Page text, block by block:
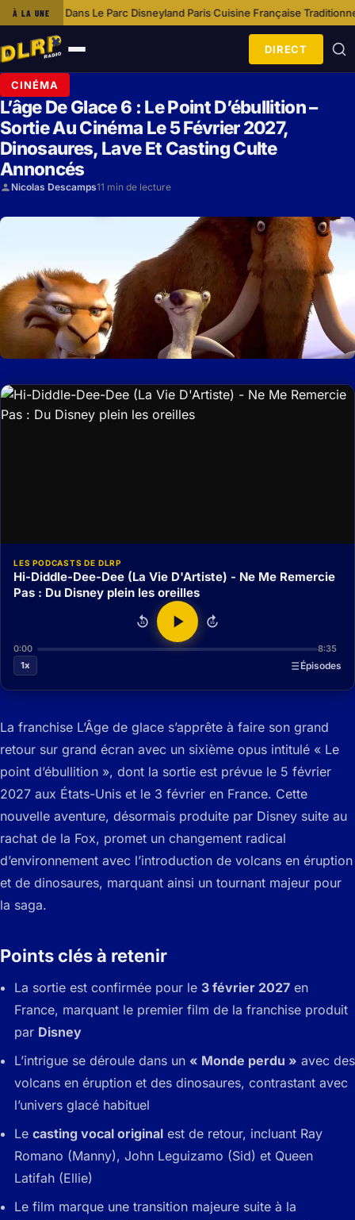
À LA UNE
Parc Disneyland Paris·Cuisine Française Traditionnelle À Disneyland
Ouvrir
le
menu
DIRECT
CINÉMA
L’âge De Glace 6 : Le Point D’ébullition –
Sortie Au Cinéma Le 5 Février 2027,
Dinosaures, Lave Et Casting Culte
Annoncés
Nicolas Descamps11 min de lecture
LES PODCASTS DE DLRP
Hi-Diddle-Dee-Dee (La Vie D'Artiste) - Ne Me Remercie
Pas : Du Disney plein les oreilles
15 15
0:00
8:35
1x
Épisodes
La franchise L’Âge de glace s’apprête à faire son grand
retour sur grand écran avec un sixième opus intitulé « Le
point d’ébullition », dont la sortie est prévue le 5 février
2027 aux États-Unis et le 3 février en France. Cette
nouvelle aventure, désormais produite par Disney suite au
rachat de la Fox, promet un changement radical
d’environnement avec l’introduction de volcans en éruption
et de dinosaures, marquant ainsi un tournant majeur pour
la saga.
Points clés à retenir
La sortie est confirmée pour le 3 février 2027 en
France, marquant le premier film de la franchise produit
par Disney
L’intrigue se déroule dans un « Monde perdu » avec des
volcans en éruption et des dinosaures, contrastant avec
l’univers glacé habituel
Le casting vocal original est de retour, incluant Ray
Romano (Manny), John Leguizamo (Sid) et Queen
Latifah (Ellie)
Le film marque une transition majeure suite à la